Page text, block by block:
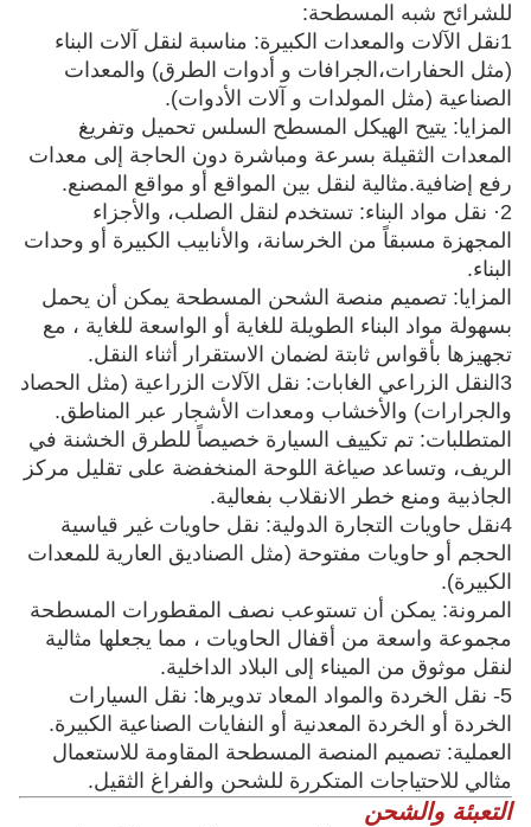
للشرائح شبه المسطحة:
1نقل الآلات والمعدات الكبيرة: مناسبة لنقل آلات البناء
(مثل الحفارات،الجرافات و أدوات الطرق) والمعدات
الصناعية (مثل المولدات و آلات الأدوات).
المزايا: يتيح الهيكل المسطح السلس تحميل وتفريغ
المعدات الثقيلة بسرعة ومباشرة دون الحاجة إلى معدات
رفع إضافية.مثالية لنقل بين المواقع أو مواقع المصنع.
2· نقل مواد البناء: تستخدم لنقل الصلب، والأجزاء
المجهزة مسبقاً من الخرسانة، والأنابيب الكبيرة أو وحدات
البناء.
المزايا: تصميم منصة الشحن المسطحة يمكن أن يحمل
بسهولة مواد البناء الطويلة للغاية أو الواسعة للغاية ، مع
تجهيزها بأقواس ثابتة لضمان الاستقرار أثناء النقل.
3النقل الزراعي الغابات: نقل الآلات الزراعية (مثل الحصاد
والجرارات) والأخشاب ومعدات الأشجار عبر المناطق.
المتطلبات: تم تكييف السيارة خصيصاً للطرق الخشنة في
الريف، وتساعد صياغة اللوحة المنخفضة على تقليل مركز
الجاذبية ومنع خطر الانقلاب بفعالية.
4نقل حاويات التجارة الدولية: نقل حاويات غير قياسية
الحجم أو حاويات مفتوحة (مثل الصناديق العارية للمعدات
الكبيرة).
المرونة: يمكن أن تستوعب نصف المقطورات المسطحة
مجموعة واسعة من أقفال الحاويات ، مما يجعلها مثالية
لنقل موثوق من الميناء إلى البلاد الداخلية.
5- نقل الخردة والمواد المعاد تدويرها: نقل السيارات
الخردة أو الخردة المعدنية أو النفايات الصناعية الكبيرة.
العملية: تصميم المنصة المسطحة المقاومة للاستعمال
مثالي للاحتياجات المتكررة للشحن والفراغ الثقيل.
التعبئة والشحن